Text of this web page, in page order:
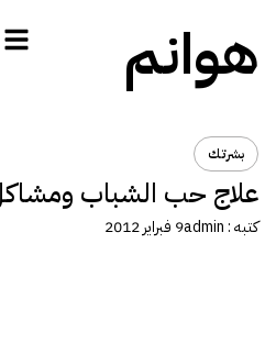
هوانم
بشرتك
علاج حب الشباب
كتبه :admin9 فبراير 2012